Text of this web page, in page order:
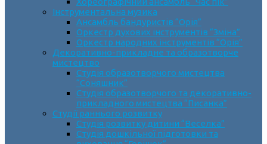
Інструментальна музика
Ансамбль бандуристів “Орія”
Оркестр духових інструментів “Зміна”
Оркестр народних інструментів “Орія”
Декоративно-прикладне та образотворче
мистецтво
Cтудія образотворчого мистецтва
“Соняшник”
Студія образотворчого та декоративно-
прикладного мистецтва “Писанка”
Студії раннього розвитку
Студія розвитку дитини “Веселка”
Студія дошкільної підготовки та